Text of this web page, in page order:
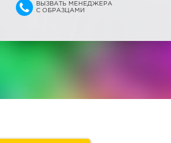
ВЫЗВАТЬ МЕНЕДЖЕРА
С ОБРАЗЦАМИ